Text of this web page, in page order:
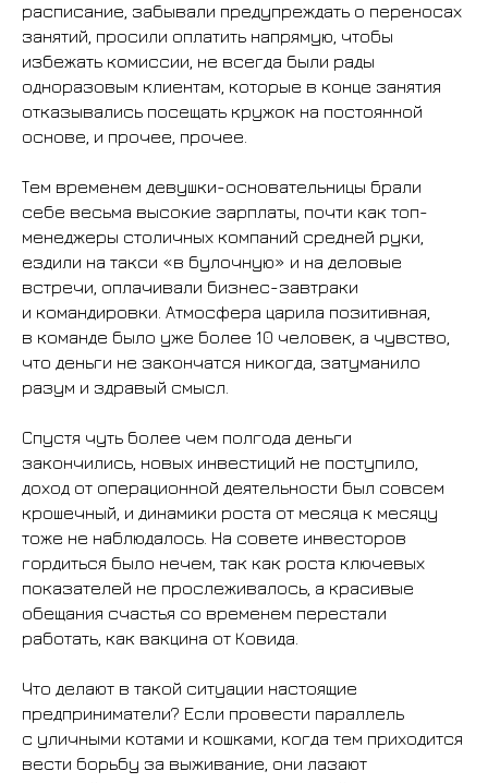
расписание, забывали предупреждать о переносах
занятий, просили оплатить напрямую, чтобы
избежать комиссии, не всегда были рады
одноразовым клиентам, которые в конце занятия
отказывались посещать кружок на постоянной
основе, и прочее, прочее.
Тем временем девушки-основательницы брали
себе весьма высокие зарплаты, почти как топ-
менеджеры столичных компаний средней руки,
ездили на такси «в булочную» и на деловые
встречи, оплачивали бизнес-завтраки
и командировки. Атмосфера царила позитивная,
в команде было уже более 10 человек, а чувство,
что деньги не закончатся никогда, затуманило
разум и здравый смысл.
Спустя чуть более чем полгода деньги
закончились, новых инвестиций не поступило,
доход от операционной деятельности был совсем
крошечный, и динамики роста от месяца к месяцу
тоже не наблюдалось. На совете инвесторов
гордиться было нечем, так как роста ключевых
показателей не прослеживалось, а красивые
обещания счастья со временем перестали
работать, как вакцина от Ковида.
Что делают в такой ситуации настоящие
предприниматели? Если провести параллель
с уличными котами и кошками, когда тем приходится
вести борьбу за выживание, они лазают